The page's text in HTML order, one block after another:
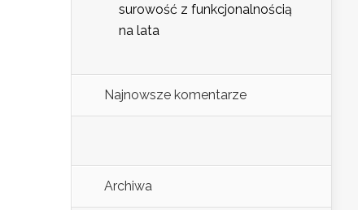
surowość z funkcjonalnością
na lata
Najnowsze komentarze
Archiwa